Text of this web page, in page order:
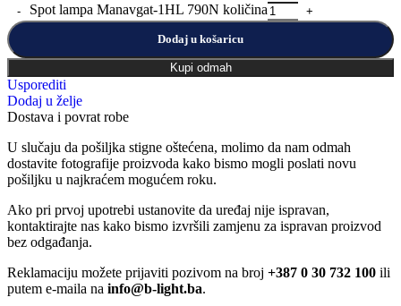
Spot lampa Manavgat-1HL 790N količina
Dodaj u košaricu
Kupi odmah
Usporediti
Dodaj u želje
Dostava i povrat robe
U slučaju da pošiljka stigne oštećena, molimo da nam odmah
dostavite fotografije proizvoda kako bismo mogli poslati novu
pošiljku u najkraćem mogućem roku.
Ako pri prvoj upotrebi ustanovite da uređaj nije ispravan,
kontaktirajte nas kako bismo izvršili zamjenu za ispravan proizvod
bez odgađanja.
Reklamaciju možete prijaviti pozivom na broj +387 0 30 732 100 ili
putem e-maila na info@b-light.ba.